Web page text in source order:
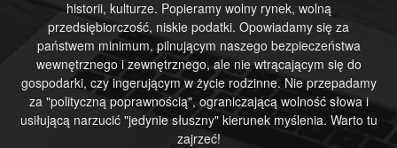
historii, kulturze. Popieramy wolny rynek, wolną
przedsiębiorczość, niskie podatki. Opowiadamy się za
państwem minimum, pilnującym naszego bezpieczeństwa
wewnętrznego i zewnętrznego, ale nie wtrącającym się do
gospodarki, czy ingerującym w życie rodzinne. Nie przepadamy
za "polityczną poprawnością", ograniczającą wolność słowa i
usiłującą narzucić "jedynie słuszny" kierunek myślenia. Warto tu
zajrzeć!